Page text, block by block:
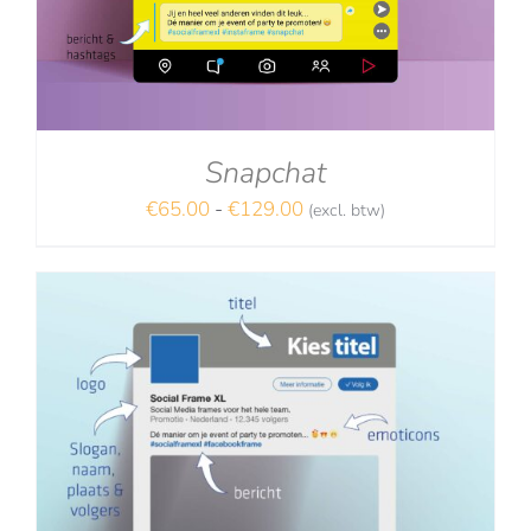
Snapchat
€65.00 - €129.00Prijsklasse:
tot
(excl. btw)